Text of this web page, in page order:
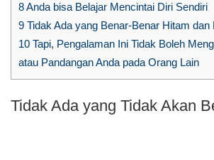
8Anda bisa Belajar Mencintai Diri Sendiri
9 Tidak Ada yang Benar-Benar Hitam dan
10 Tapi, Pengalaman Ini Tidak Boleh
atau Pandangan Anda pada Orang Lain
Tidak Ada yang Tidak Akan